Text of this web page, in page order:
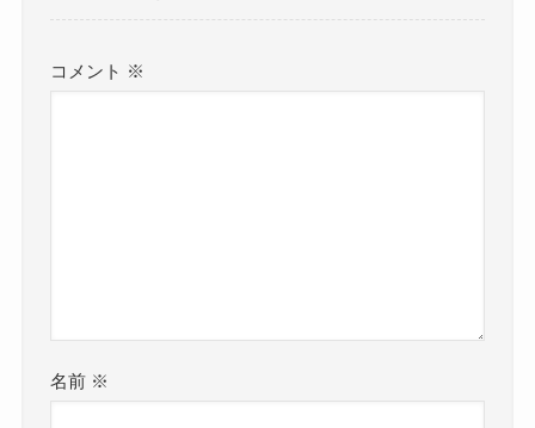
コメント ※
名前 ※